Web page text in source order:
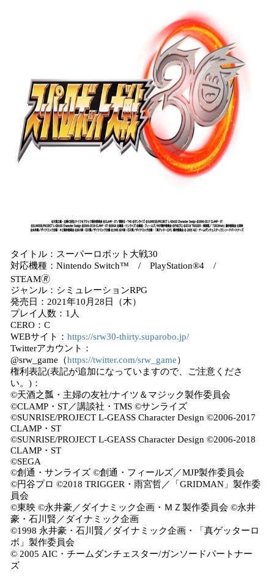
タイトル：スーパーロボット大戦30
対応機種：Nintendo Switch™ / PlayStation®4 /
STEAM🄬
ジャンル：シミュレーションRPG
発売日：2021年10月28日（木）
プレイ人数：1人
CERO：C
WEBサイト： https://srw30-thirty.suparobo.jp/
Twitterアカウント：
@srw_game（https://twitter.com/srw_game）
権利表記(表記が追加になっていますので、ご注意くださ
い。)：
©天酒之瓢・主婦の友社/ナイツ＆マジック製作委員会
©CLAMP・ST／講談社・TMS ©サンライズ
©SUNRISE/PROJECT L-GEASS Character Design ©2006-2017
CLAMP・ST
©SUNRISE/PROJECT L-GEASS Character Design ©2006-2018
CLAMP・ST
©SEGA
©創通・サンライズ ©創通・フィールズ／MJP製作委員会
©円谷プロ ©2018 TRIGGER・雨宮哲／「GRIDMAN」製作委
員会
©東映 ©永井豪／ダイナミック企画・ＭＺ製作委員会 ©永井
豪・石川賢／ダイナミック企画
©1998 永井豪・石川賢／ダイナミック企画・「真ゲッターロ
ボ」製作委員会
© 2005 AIC・チームダンチェスター/ガンソードパートナー
ズ